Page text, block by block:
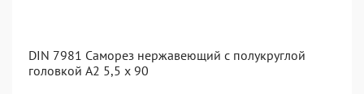
DIN 7981 Саморез нержавеющий с полукруглой
головкой А2 5,5 x 90